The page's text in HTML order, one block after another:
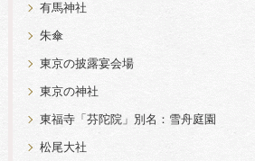
有馬神社
朱傘
東京の披露宴会場
東京の神社
東福寺「芬陀院」別名：雪舟庭園
松尾大社